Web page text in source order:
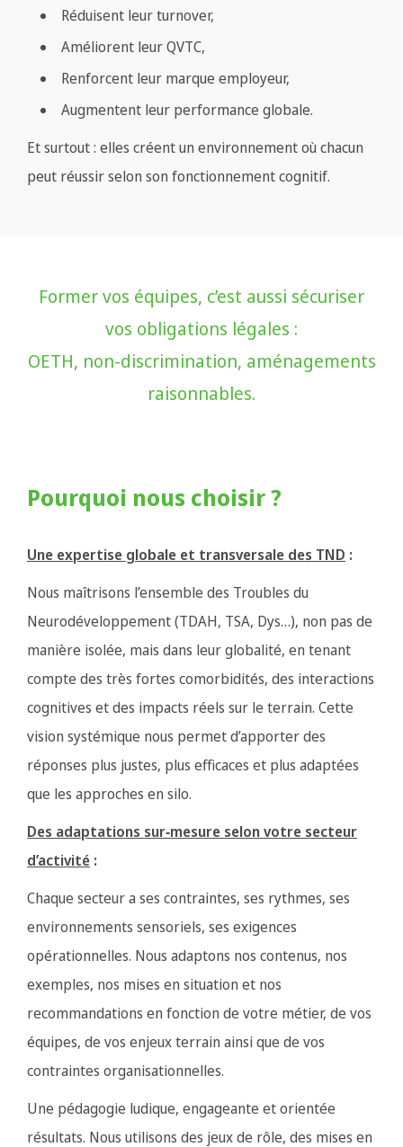
Réduisent leur turnover,
Améliorent leur QVTC,
Renforcent leur marque employeur,
Augmentent leur performance globale.
Et surtout : elles créent un environnement où chacun
peut réussir selon son fonctionnement cognitif.
Former vos équipes, c’est aussi sécuriser
vos obligations légales :
OETH, non-discrimination, aménagements
raisonnables.
Pourquoi nous choisir ?
Une expertise globale et transversale des TND :
Nous maîtrisons l’ensemble des Troubles du
Neurodéveloppement (TDAH, TSA, Dys…), non pas de
manière isolée, mais dans leur globalité, en tenant
compte des très fortes comorbidités, des interactions
cognitives et des impacts réels sur le terrain. Cette
vision systémique nous permet d’apporter des
réponses plus justes, plus efficaces et plus adaptées
que les approches en silo.
Des adaptations sur‑mesure selon votre secteur
d’activité :
Chaque secteur a ses contraintes, ses rythmes, ses
environnements sensoriels, ses exigences
opérationnelles. Nous adaptons nos contenus, nos
exemples, nos mises en situation et nos
recommandations en fonction de votre métier, de vos
équipes, de vos enjeux terrain ainsi que de vos
contraintes organisationnelles.
Une pédagogie ludique, engageante et orientée
résultats. Nous utilisons des jeux de rôle, des mises en